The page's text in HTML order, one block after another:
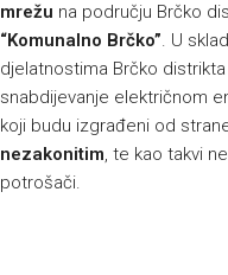
mrežu na području Brčko
“Komunalno Brčko”. U
djelatnostima Brčko
snabdijevanje električnom
koji budu izgrađeni od
nezakonitim, te kao takvi
potrošači.